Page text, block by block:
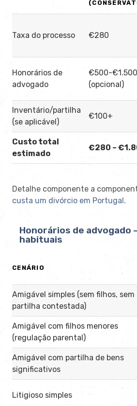
Taxa do processo €280
Honorários de
advogado
€500-€1.500
(opcional)
Inventário/partilha
(se aplicável)
€100+
Custo total
estimado
€280 –
Detalhe componente a
custa um divórcio em Portugal.
Honorários de advogado
habituais
CENÁRIO
Amigável simples (sem filhos, sem
partilha contestada)
Amigável com filhos menores
(regulação parental)
Amigável com partilha de bens
significativos
Litigioso simples